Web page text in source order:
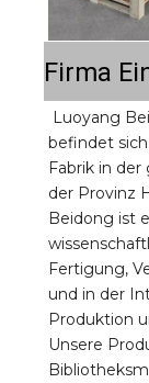
Firma
Luoyang
befindet
Fabrik in
der Provinz
Beidong ist
Fertigung,
und in der
Produktion
Unsere